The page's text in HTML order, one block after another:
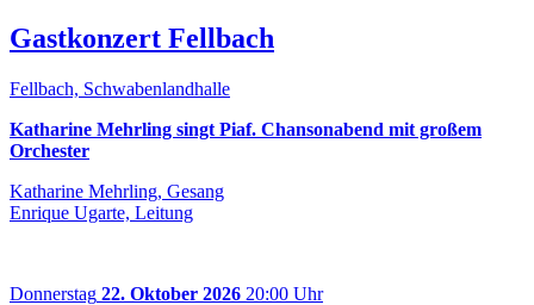
Gastkonzert Fellbach
Fellbach, Schwabenlandhalle
Katharine Mehrling singt Piaf. Chansonabend mit großem
Orchester
Katharine Mehrling, Gesang
Enrique Ugarte, Leitung
Donnerstag 22. Oktober 2026 20:00 Uhr